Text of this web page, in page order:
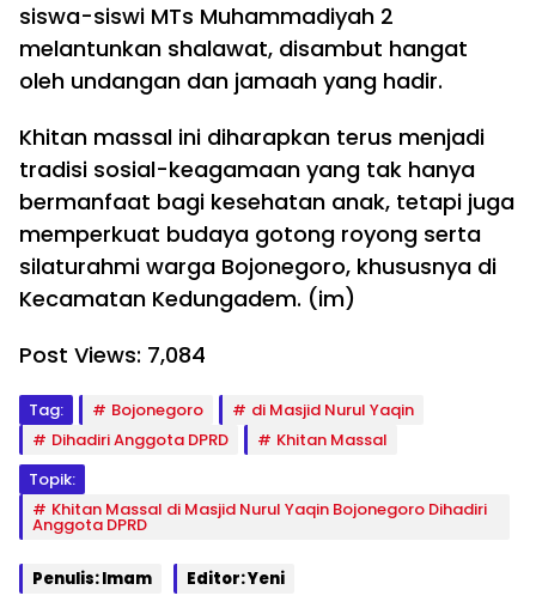
siswa-siswi MTs Muhammadiyah 2
melantunkan shalawat, disambut hangat
oleh undangan dan jamaah yang hadir.
Khitan massal ini diharapkan terus menjadi
tradisi sosial-keagamaan yang tak hanya
bermanfaat bagi kesehatan anak, tetapi juga
memperkuat budaya gotong royong serta
silaturahmi warga Bojonegoro, khususnya di
Kecamatan Kedungadem. (im)
Post Views: 7,084
Tag: Bojonegoro
di Masjid Nurul Yaqin
Dihadiri Anggota DPRD
Khitan Massal
Topik:
Khitan Massal di Masjid Nurul Yaqin Bojonegoro Dihadiri
Anggota DPRD
Penulis: Imam Editor: Yeni